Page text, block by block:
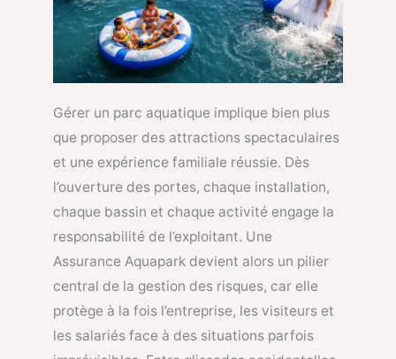
Gérer un parc aquatique implique bien plus
que proposer des attractions spectaculaires
et une expérience familiale réussie. Dès
l’ouverture des portes, chaque installation,
chaque bassin et chaque activité engage la
responsabilité de l’exploitant. Une
Assurance Aquapark devient alors un pilier
central de la gestion des risques, car elle
protège à la fois l’entreprise, les visiteurs et
les salariés face à des situations parfois